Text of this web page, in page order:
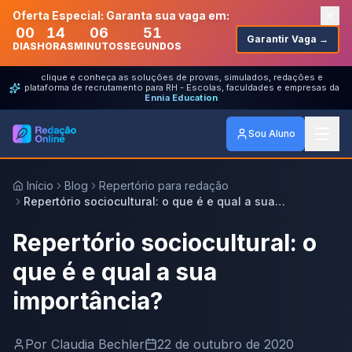
Oferta Especial: Garanta sua vaga em:
00
DIAS
14
HORAS
06
MINUTOS
51
SEGUNDOS
Garantir Vaga →
clique e conheça as soluções de provas, simulados, redações e
plataforma de recrutamento para RH - Escolas, faculdades e empresas da
Ennia Education
Sou Aluno
Início Blog
Repertório para redação
Repertório sociocultural: o que é e qual a sua
Repertório sociocultural: o
que é e qual a sua
importância?
Por Claudia Bechler
22 de outubro de 2020